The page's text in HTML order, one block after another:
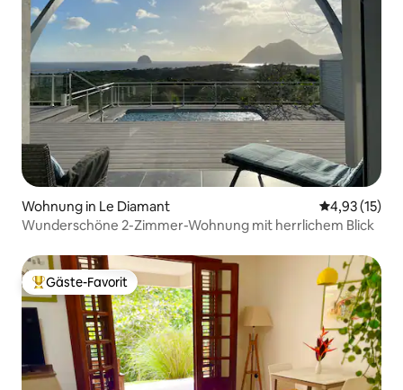
Wohnung in Le Diamant
4,93 (15)
Wunderschöne 2-Zimmer-Wohnung mit herrlichem Blick
Beliebter Gäste-Favorit.
Gäste-Favorit